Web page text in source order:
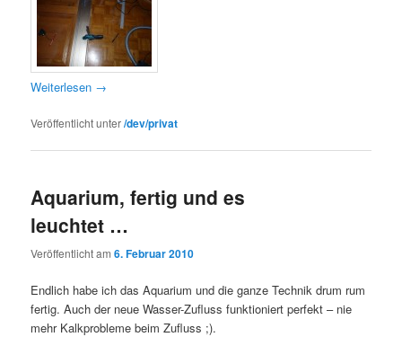
Weiterlesen →
Veröffentlicht unter/dev/privat
Aquarium, fertig und es
leuchtet …
Veröffentlicht am6. Februar 2010
Endlich habe ich das Aquarium und die ganze Technik drum rum
fertig. Auch der neue Wasser-Zufluss funktioniert perfekt – nie
mehr Kalkprobleme beim Zufluss ;).